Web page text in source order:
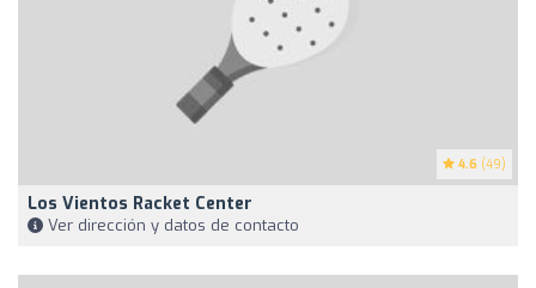
4.6 (49)
Los Vientos Racket Center
Ver dirección y datos de contacto